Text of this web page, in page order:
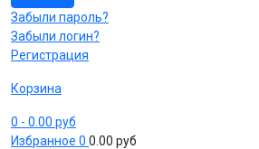
Забыли пароль?
Забыли логин?
Регистрация
Корзина
0 - 0.00 руб
Избранное 0 0.00 руб